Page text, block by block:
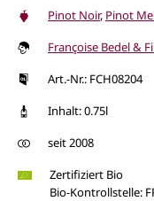
Pinot Noir, Pinot
Françoise Bedel &
Art.-Nr.: FCH08204
Inhalt: 0.75l
seit 2008
Zertifiziert Bio
Bio-Kontrollstelle: